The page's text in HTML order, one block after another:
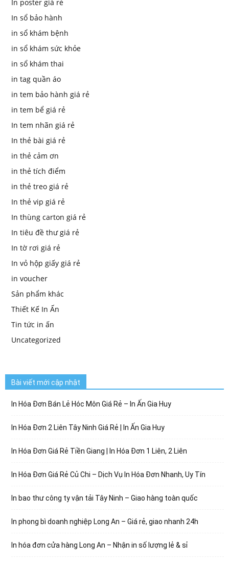
In poster giá rẻ
In sổ bảo hành
in sổ khám bệnh
in sổ khám sức khỏe
in sổ khám thai
in tag quần áo
in tem bảo hành giá rẻ
in tem bể giá rẻ
In tem nhãn giá rẻ
In thẻ bài giá rẻ
in thẻ cảm ơn
in thẻ tích điểm
in thẻ treo giá rẻ
In thẻ vip giá rẻ
In thùng carton giá rẻ
In tiêu đề thư giá rẻ
In tờ rơi giá rẻ
In vỏ hộp giấy giá rẻ
in voucher
Sản phẩm khác
Thiết Kế In Ấn
Tin tức in ấn
Uncategorized
Bài viết mới cập nhật
In Hóa Đơn Bán Lẻ Hóc Môn Giá Rẻ – In Ấn Gia Huy
In Hóa Đơn 2 Liên Tây Ninh Giá Rẻ | In Ấn Gia Huy
In Hóa Đơn Giá Rẻ Tiền Giang | In Hóa Đơn 1 Liên, 2 Liên
In Hóa Đơn Giá Rẻ Củ Chi – Dịch Vụ In Hóa Đơn Nhanh, Uy Tín
In bao thư công ty vận tải Tây Ninh – Giao hàng toàn quốc
In phong bì doanh nghiệp Long An – Giá rẻ, giao nhanh 24h
In hóa đơn cửa hàng Long An – Nhận in số lượng lẻ & sỉ